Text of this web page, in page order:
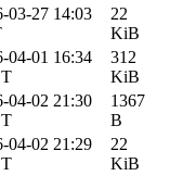
03-27 14:03
22
KiB
04-01 16:34
312
KiB
04-02 21:30
1367
B
04-02 21:29
22
KiB